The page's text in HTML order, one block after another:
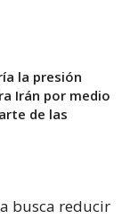
la presión
Irán por medio
de las
busca reducir